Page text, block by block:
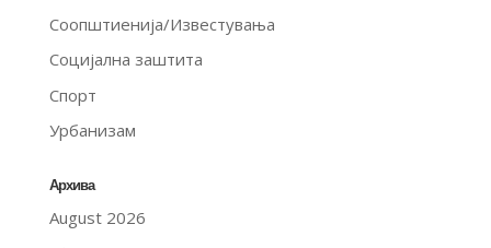
Соопштиенија/Известувања
Социјална заштита
Спорт
Урбанизам
Архива
August 2026